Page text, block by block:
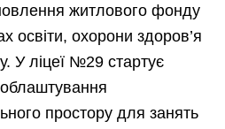
житлового фонду
освіти, охорони здоров’я
У ліцеї №29 стартує
облаштування
простору для занять